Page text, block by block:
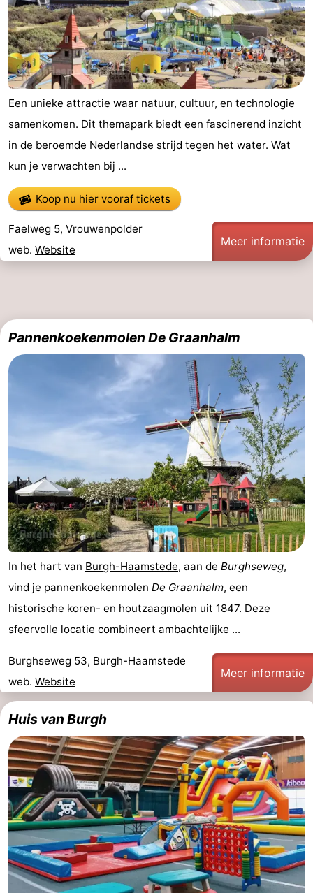
van
Schouwen
Veere
-
Natuur
Oranjezon
-
Oostkapelle
-
Natuur
de
Mantelingen
-
Domburg
-
Zoutelande
Vlissingen
Middelburg
Weer
Een unieke attractie waar natuur, cultuur, en technologie
samenkomen. Dit themapark biedt een fascinerend inzicht
in de beroemde Nederlandse strijd tegen het water. Wat
kun je verwachten bij ...
Koop nu hier vooraf tickets
Faelweg 5, Vrouwenpolder
web. Website
Meer informatie
Pannenkoekenmolen De Graanhalm
In het hart van Burgh-Haamstede, aan de Burghseweg,
vind je pannenkoekenmolen De Graanhalm, een
historische koren- en houtzaagmolen uit 1847. Deze
sfeervolle locatie combineert ambachtelijke ...
Burghseweg 53, Burgh-Haamstede
web. Website
Meer informatie
Huis van Burgh